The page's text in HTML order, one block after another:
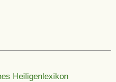
Heiligenlexikon